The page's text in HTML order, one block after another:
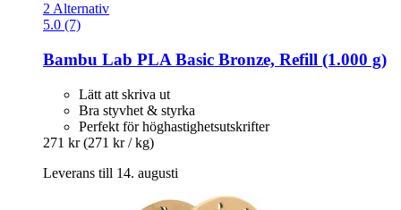
2 Alternativ
5.0 (7)
Bambu Lab PLA Basic Bronze, Refill (1.000 g)
Lätt att skriva ut
Bra styvhet & styrka
Perfekt för höghastighetsutskrifter
271 kr (271 kr / kg)
Leverans till 14. augusti